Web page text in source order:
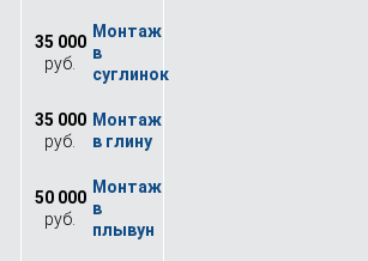
35 000
руб.
35 000
руб.
50 000
руб.